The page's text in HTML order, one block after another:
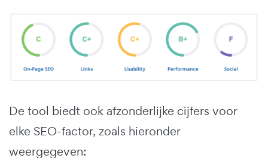
De tool biedt ook afzonderlijke cijfers voor
elke SEO-factor, zoals hieronder
weergegeven: